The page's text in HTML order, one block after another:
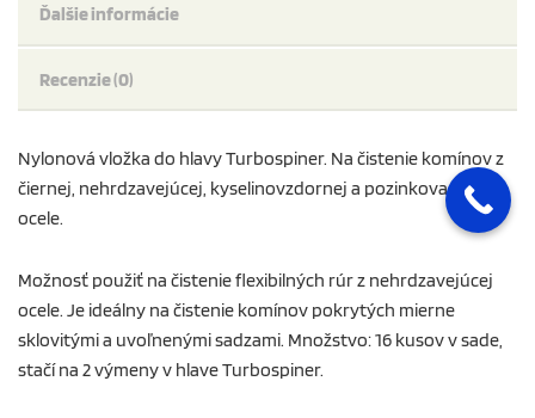
Ďalšie informácie
Recenzie (0)
Nylonová vložka do hlavy Turbospiner. Na čistenie komínov z
čiernej, nehrdzavejúcej, kyselinovzdornej a pozinkovanej
ocele.
Možnosť použiť na čistenie flexibilných rúr z nehrdzavejúcej
ocele. Je ideálny na čistenie komínov pokrytých mierne
sklovitými a uvoľnenými sadzami. Množstvo: 16 kusov v sade,
stačí na 2 výmeny v hlave Turbospiner.